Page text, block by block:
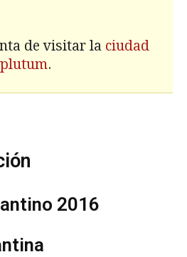
de visitar la ciudad
.
2016